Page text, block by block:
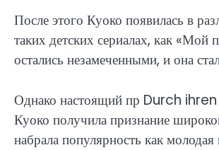
После этого Куоко появилась в
таких детских сериалах, как «Мой
остались незамеченными, и она
Однако настоящий пр Durch
Куоко получила признание
набрала популярность как молодая